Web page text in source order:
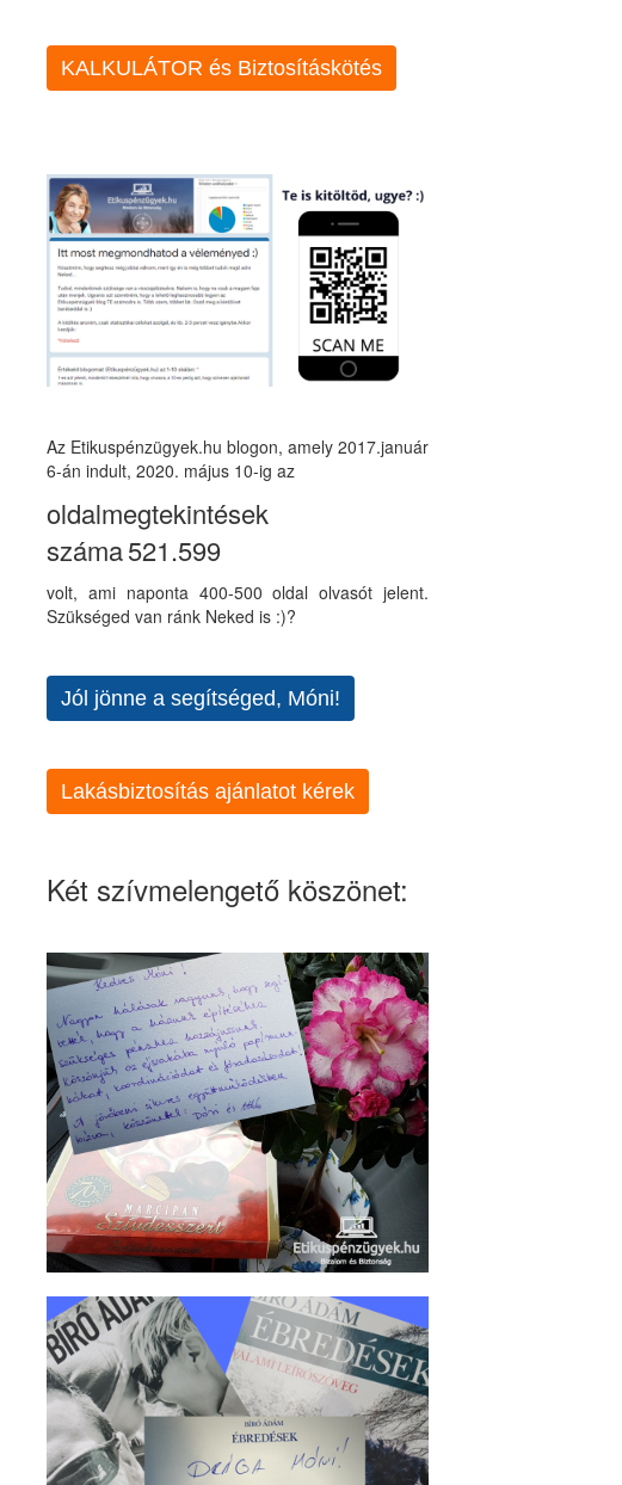
KALKULÁTOR és Biztosításkötés
Az Etikuspénzügyek.hu blogon, amely 2017.január
6-án indult, 2020. május 10-ig az
oldalmegtekintések
száma521.599
volt, ami naponta 400-500 oldal olvasót jelent.
Szükséged van ránk Neked is :)?
Jól jönne a segítséged, Móni!
Lakásbiztosítás ajánlatot kérek
Két szívmelengető köszönet: